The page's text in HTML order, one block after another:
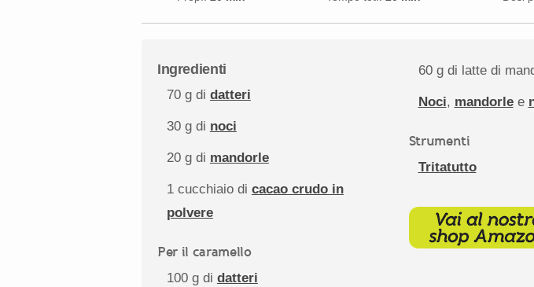
Ingredienti
70 gdi datteri
30 gdi noci
20 gdi mandorle
1cucchiaio di cacao crudo in
polvere
Per il caramello
100 gdi datteri
60 gdi latte di
Noci, mandorlee
Strumenti
Tritatutto